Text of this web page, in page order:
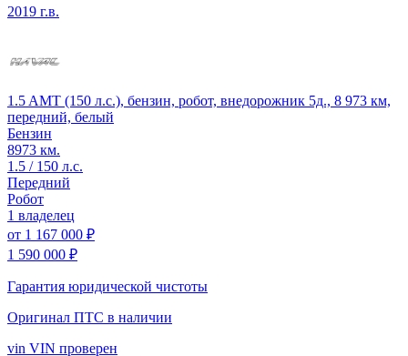
2019 г.в.
1.5 AMT (150 л.с.), бензин, робот, внедорожник 5д., 8 973 км,
передний, белый
Бензин
8973 км.
1.5 / 150 л.с.
Передний
Робот
1 владелец
от 1 167 000 ₽
1 590 000 ₽
Гарантия юридической чистоты
Оригинал ПТС в наличии
vin VIN проверен